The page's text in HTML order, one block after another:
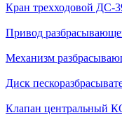
Кран трехходовой ДС-
Привод
Механизм
Диск
Клапан центральный